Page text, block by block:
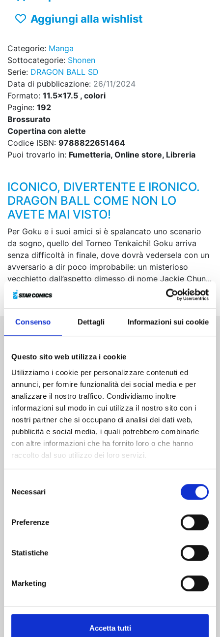
Consenso Dettagli Informazioni sui cookie
Questo sito web utilizza i cookie
Utilizziamo i cookie per personalizzare contenuti ed
annunci, per fornire funzionalità dei social media e per
analizzare il nostro traffico. Condividiamo inoltre
informazioni sul modo in cui utilizza il nostro sito con i
nostri partner che si occupano di analisi dei dati web,
pubblicità e social media, i quali potrebbero combinarle
con altre informazioni che ha fornito loro o che hanno
raccolto dal suo utilizzo dei loro servizi.
delNecessari
Preferenze
Statistiche
Marketing
Accetta tutti
Aggiungi alla wishlist
Categorie: Manga
Sottocategorie: Shonen
Serie: DRAGON BALL SD
Data di pubblicazione: 26/11/2024
Formato: 11.5x17.5 , colori
Pagine: 192
Brossurato
Copertina con alette
Codice ISBN: 9788822651464
Puoi trovarlo in: Fumetteria, Online store, Libreria
ICONICO, DIVERTENTE E IRONICO.
DRAGON BALL COME NON LO
AVETE MAI VISTO!
Per Goku e i suoi amici si è spalancato uno scenario
da sogno, quello del Torneo Tenkaichi! Goku arriva
senza difficoltà in finale, dove dovrà vedersela con un
avversario a dir poco improbabile: un misterioso
vecchietto dall’aspetto dimesso di nome Jackie Chun...
Che razza di sfida ne verrà fuori?!
Altri volumi della serie
Mostra tutto